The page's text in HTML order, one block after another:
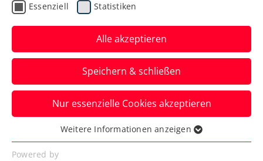
U18-EM: Europas beste
Nachwuchstalente in
Oberpullendorf
Die MEHRLEBEN – U18 European Junior
Championships 2025 powered by
Finanzfuchsgruppe starten am Montag.
Verfasst von: Presseaussendung / Redaktion, 12.09.2025
Essenziell Statistiken
Alle akzeptieren
Speichern & schließen
Nur essenzielle Cookies akzeptieren
Essenziell
Essenzielle Cookies werden für grundlegende
Weitere Informationen anzeigen
Powered by